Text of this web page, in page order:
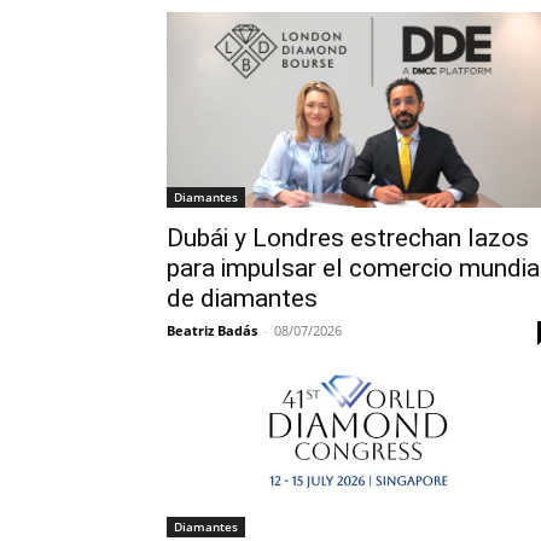
Diamantes
Dubái y Londres estrechan lazos
para impulsar el comercio
de diamantes
Beatriz Badás - 08/07/2026
Diamantes